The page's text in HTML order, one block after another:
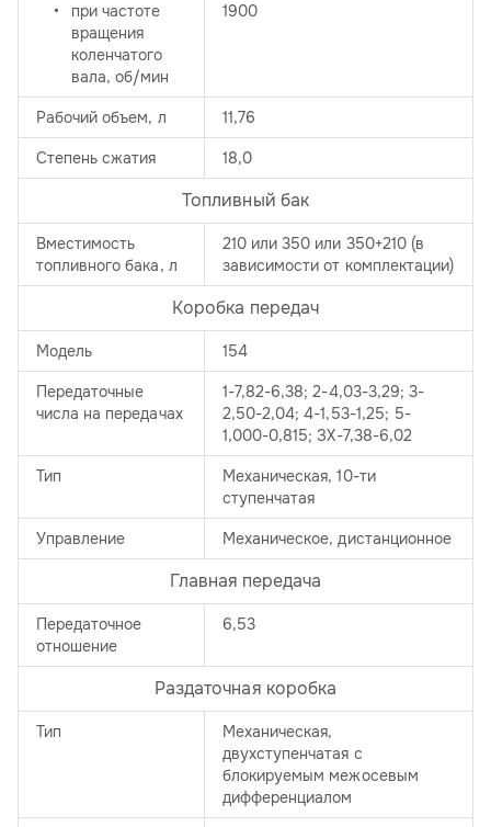
при частоте
вращения
коленчатого
вала, об/мин
1900
Рабочий объем, л 11,76
Степень сжатия 18,0
Топливный бак
Вместимость
топливного бака, л
210 или 350 или 350+210 (в
зависимости от комплектации)
Коробка передач
Модель 154
Передаточные
числа на передачах
1-7,82-6,38; 2-4,03-3,29; 3-
2,50-2,04; 4-1,53-1,25; 5-
1,000-0,815; ЗХ-7,38-6,02
Тип
Механическая, 10-ти
ступенчатая
Управление Механическое, дистанционное
Главная передача
Передаточное
отношение
6,53
Раздаточная коробка
Тип
Механическая,
двухступенчатая с
блокируемым межосевым
дифференциалом